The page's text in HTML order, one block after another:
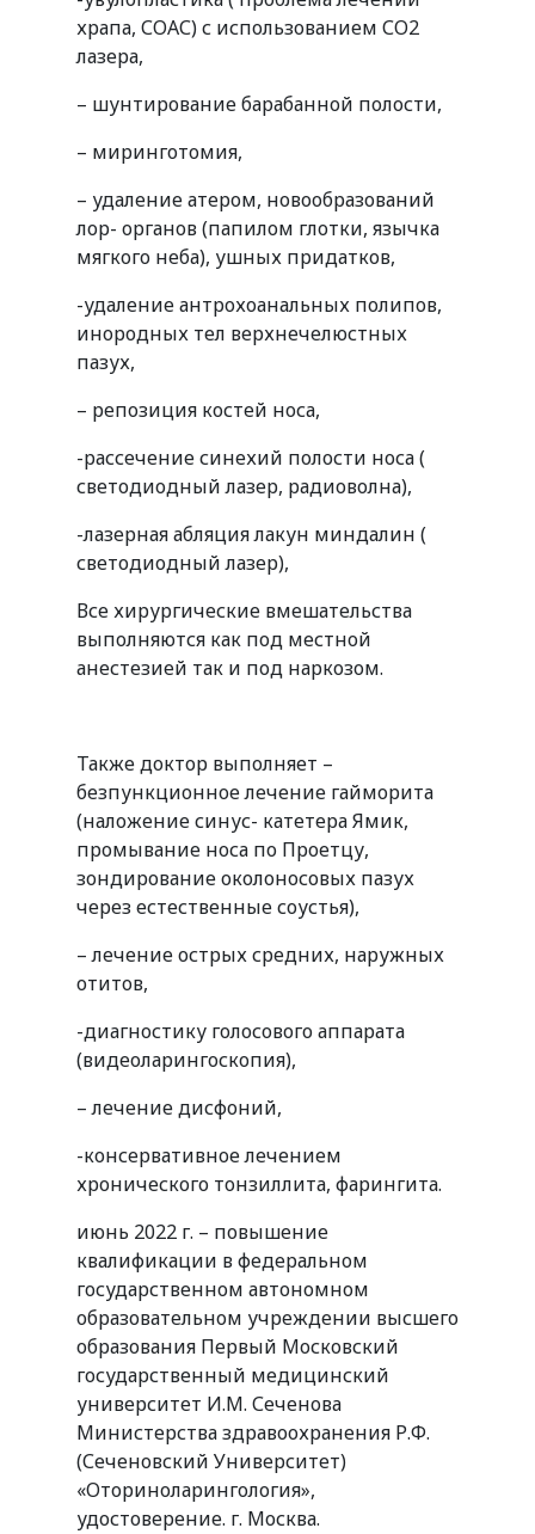
храпа, СОАС) с использованием СО2
лазера,
– шунтирование барабанной полости,
– миринготомия,
– удаление атером, новообразований
лор- органов (папилом глотки, язычка
мягкого неба), ушных придатков,
-удаление антрохоанальных полипов,
инородных тел верхнечелюстных
пазух,
– репозиция костей носа,
-рассечение синехий полости носа (
светодиодный лазер, радиоволна),
-лазерная абляция лакун миндалин (
светодиодный лазер),
Все хирургические вмешательства
выполняются как под местной
анестезией так и под наркозом.
Также доктор выполняет –
безпункционное лечение гайморита
(наложение синус- катетера Ямик,
промывание носа по Проетцу,
зондирование околоносовых пазух
через естественные соустья),
– лечение острых средних, наружных
отитов,
-диагностику голосового аппарата
(видеоларингоскопия),
– лечение дисфоний,
-консервативное лечением
хронического тонзиллита, фарингита.
июнь 2022 г. – повышение
квалификации в федеральном
государственном автономном
образовательном учреждении высшего
образования Первый Московский
государственный медицинский
университет И.М. Сеченова
Министерства здравоохранения Р.Ф.
(Сеченовский Университет)
«Оториноларингология»,
удостоверение. г. Москва.